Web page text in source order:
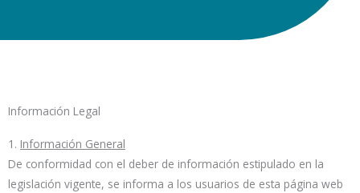
Información Legal
1. Información General
De conformidad con el deber de información estipulado en la
legislación vigente, se informa a los usuarios de esta página web